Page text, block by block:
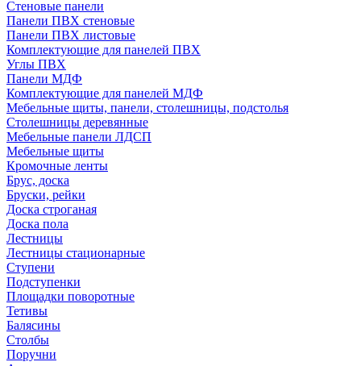
Стеновые панели
Панели ПВХ стеновые
Панели ПВХ листовые
Комплектующие для панелей ПВХ
Углы ПВХ
Панели МДФ
Комплектующие для панелей МДФ
Мебельные щиты, панели, столешницы, подстолья
Столешницы деревянные
Мебельные панели ЛДСП
Мебельные щиты
Кромочные ленты
Брус, доска
Бруски, рейки
Доска строганая
Доска пола
Лестницы
Лестницы стационарные
Ступени
Подступенки
Площадки поворотные
Тетивы
Балясины
Столбы
Поручни